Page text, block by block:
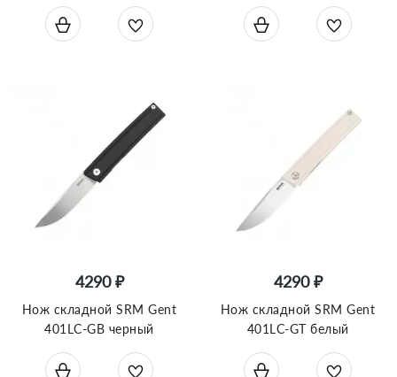
4290 ₽
Нож складной SRM Gent
401LC-GB черный
4290 ₽
Нож складной SRM Gent
401LC-GT белый